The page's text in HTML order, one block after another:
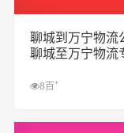
聊城到万宁物流
聊城至万宁物流
8百+
查看详细